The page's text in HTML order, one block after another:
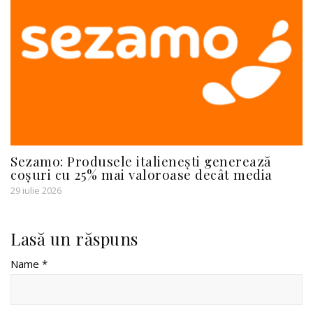
Sezamo: Produsele italienești generează
coșuri cu 25% mai valoroase decât media
29 iulie 2026
Lasă un răspuns
Name *